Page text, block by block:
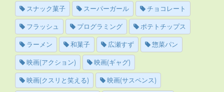
スナック菓子 スーパーガール チョコレート
フラッシュ プログラミング ポテトチップス
ラーメン 和菓子 広瀬すず 惣菜パン
映画(アクション) 映画(ギャグ)
映画(クスリと笑える) 映画(サスペンス)